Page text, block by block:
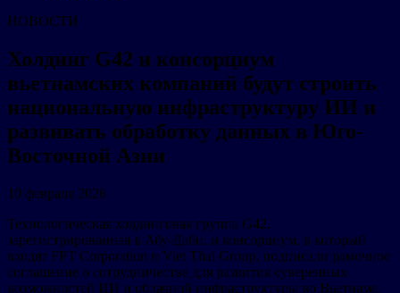
НОВОСТИ
Холдинг G42 и консорциум
вьетнамских компаний будут строить
национальную инфраструктуру ИИ и
развивать обработку данных в Юго-
Восточной Азии
10 февраля 2026
Технологическая холдинговая группа G42,
зарегистрированная в Абу-Даби, и консорциум, в который
входят FPT Corporation и Viet Thai Group, подписали рамочное
соглашение о сотрудничестве для развития суверенных
возможностей ИИ и облачной инфраструктуры во Вьетнаме.